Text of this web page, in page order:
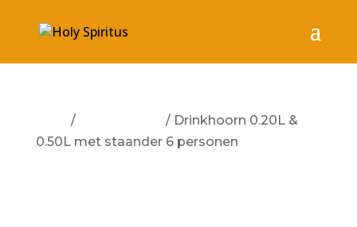
/
/ Drinkhoorn 0.20L &
0.50L met staander 6 personen